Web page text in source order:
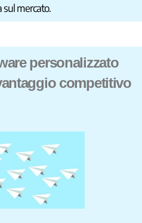
mercato.
personalizzato
competitivo